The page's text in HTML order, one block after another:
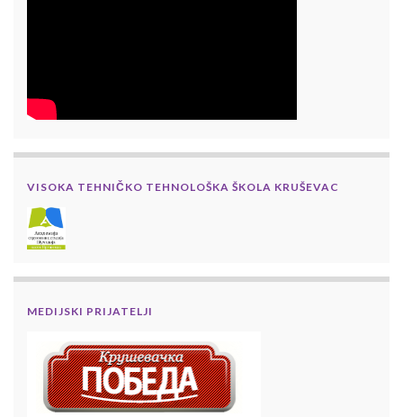
VISOKA TEHNIČKO TEHNOLOŠKA ŠKOLA KRUŠEVAC
MEDIJSKI PRIJATELJI